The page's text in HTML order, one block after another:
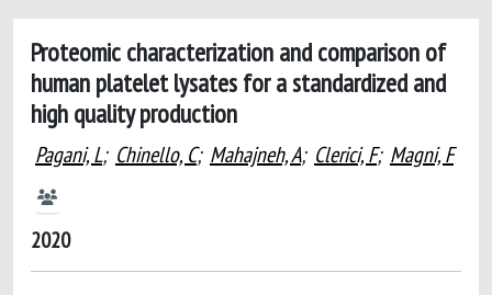
Proteomic characterization and comparison of
human platelet lysates for a standardized and
high quality production
Pagani, L; Chinello, C; Mahajneh, A; Clerici, F; Magni, F
2020